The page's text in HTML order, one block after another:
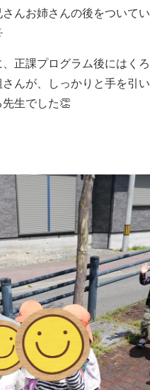
んお姉さんの後をついてい
正課プログラム後にはくろ
んが、しっかりと手を引い
生でした👏